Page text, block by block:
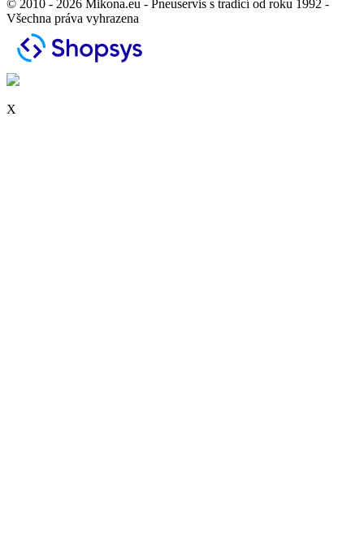
© 2010 - 2026 Mikona.eu - Pneuservis s tradicí od roku 1992 -
Všechna práva vyhrazena
X